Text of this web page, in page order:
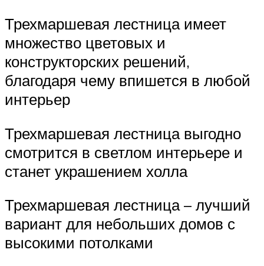
Трехмаршевая лестница имеет
множество цветовых и
конструкторских решений,
благодаря чему впишется в любой
интерьер
Трехмаршевая лестница выгодно
смотрится в светлом интерьере и
станет украшением холла
Трехмаршевая лестница – лучший
вариант для небольших домов с
высокими потолками